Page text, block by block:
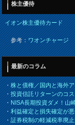
株主優待
イオン株主優待カード
参考：ワオンチャージ
最新のコラム
・株と債権／国内と海外
・投資信託リターンのコ
・NISA長期投資ダメ！山
・利益確定と損失確定が
・証券税制の軽減税率廃